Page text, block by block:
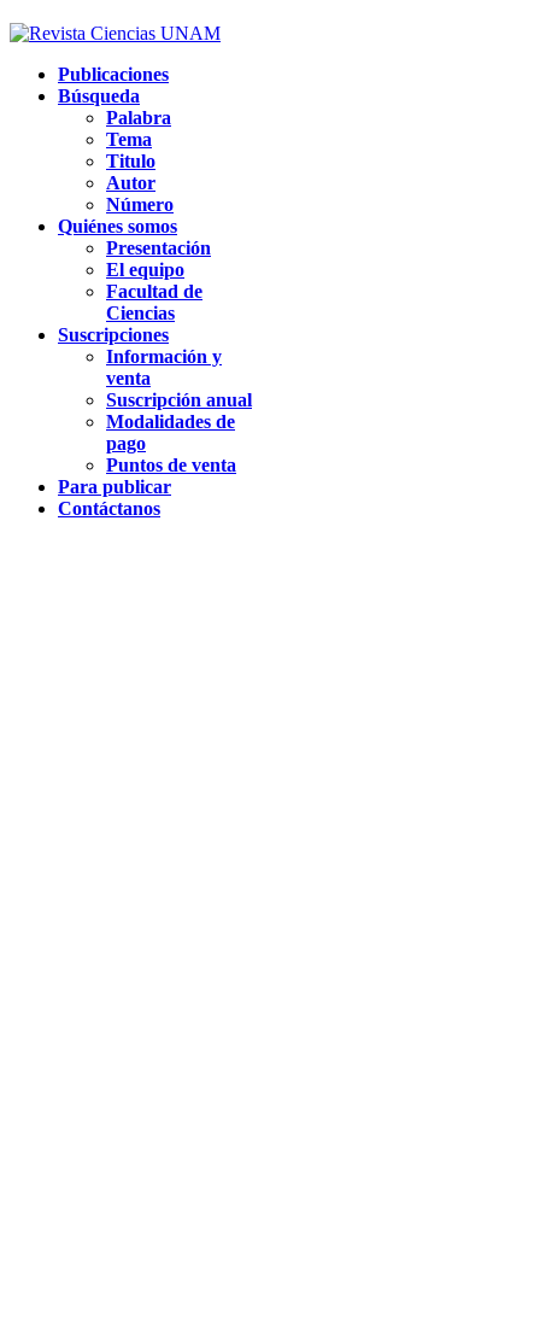
Publicaciones
Búsqueda
Palabra
Tema
Titulo
Autor
Número
Quiénes somos
Presentación
El equipo
Facultad de
Ciencias
Suscripciones
Información y
venta
Suscripción anual
Modalidades de
pago
Puntos de venta
Para publicar
Contáctanos